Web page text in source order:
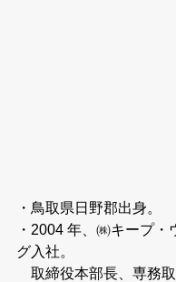
・⿃取県⽇野郡出⾝。
・2004 年、㈱キープ・
グ⼊社。
取締役本部⻑、専務取